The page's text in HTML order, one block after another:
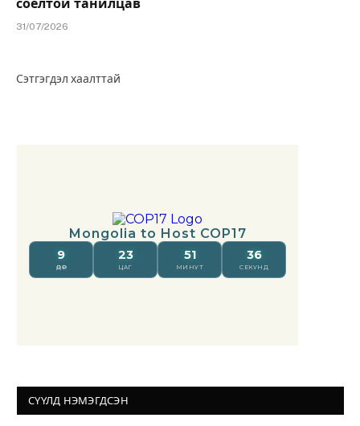
соёлтой танилцав
31/07/2026
Сэтгэгдэл хаалттай
СҮҮЛД НЭМЭГДСЭН